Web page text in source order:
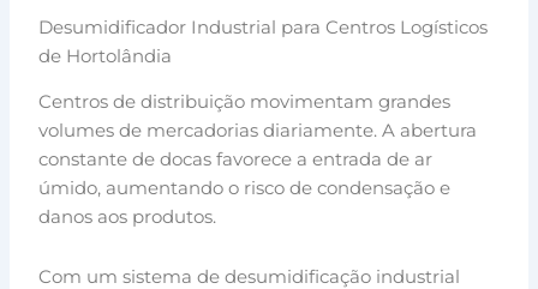
Desumidificador Industrial para Centros Logísticos
de Hortolândia
Centros de distribuição movimentam grandes
volumes de mercadorias diariamente. A abertura
constante de docas favorece a entrada de ar
úmido, aumentando o risco de condensação e
danos aos produtos.
Com um sistema de desumidificação industrial